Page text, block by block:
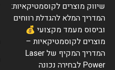
שיווק מוצרים לקוסמטיקאיות:
המדריך המלא להגדלת רווחים
וביסוס מעמד מקצועי 💰
מוצרים לקוסמטיקאיות –
המדריך המקיף של Laser
Power לבחירה נכונה